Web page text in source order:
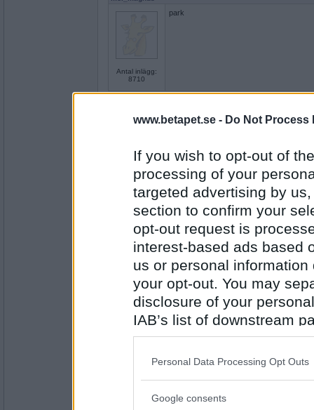
www.betapet.se - Do Not Process
If you wish to opt-out of
processing of your
targeted advertising by
section to confirm your
opt-out request is
interest-based ads based
us or personal
your opt-out. You may
disclosure of your
IAB’s list of downstream
also be disclosed by us
Downstream Participants
Please note that this
Personal Data Processing Opt Outs
Google consents
Antal inlägg:
8710
park
Antal inlägg: 182
sommar
23831
bada
blött